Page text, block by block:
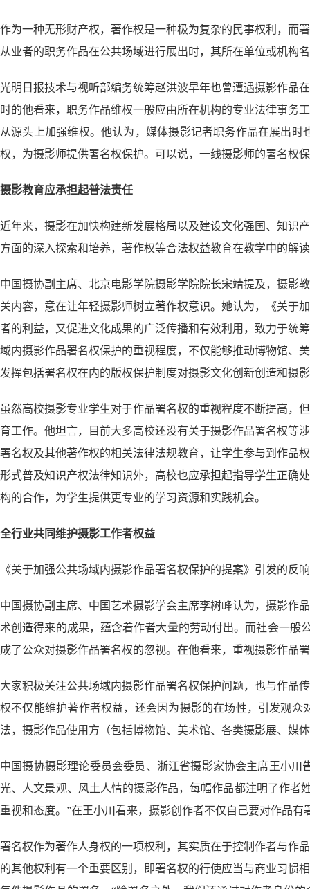
作为一种无形财产权，著作权是一种极为复杂的民事权利，而
从业者的职务作品在公共场域进行展出时，其所在单位或机构
光明日报技术与视听部编务统筹赵洪波早年也曾遭遇摄影作品
时的他看来，职务作品维权一般应由所在机构的专业法律事务
从源头上加强维权。他认为，媒体摄影记者职务作品在展出
权，为摄影师提供署名权保护。可以说，一线摄影师的署名权
摄影教育应承担起普法责任
近年来，摄影在加快构建新发展格局以及建设文化强国、知识
方面的深入探索和培养，著作权等合法权益教育在教学中的解
中国摄协副主席、北京电影学院摄影学院院长宋靖提及，摄影
关内容，意在让年轻摄影师树立著作权意识。她认为，《关于
者的利益，又促进文化成果的广泛传播和有效利用，致力于统
域内摄影作品署名权保护的重视程度，不仅能够推动博物馆、
发挥包括署名权在内的版权保护制度对摄影文化创新创造和摄
虽然高校摄影专业学生对于作品署名权的重视程度不断提高，
育工作。他坦言，目前大多高校还没有关于摄影作品署名权等
署名权及其他著作权的相关法律法规教育，让学生参与到作品
形式普及知识产权法律知识外，高校也应承担起指导学生正确
构的合作，为学生提供更专业的学习资源和实践机会。
全行业共同维护摄影工作者权益
《关于加强公共场域内摄影作品署名权保护的提案》引发的反
中国摄协副主席、中国艺术摄影学会主席李树峰认为，摄影作
术创造得来的成果，蕴含着作者大量的劳动付出。而社会一般
成了公众对摄影作品署名权的忽视。在他看来，重视摄影作品
大家积极关注公共场域内摄影作品署名权保护问题，也与作品
权不仅能维护著作者权益，还会因为摄影的在场性，引发观
法，摄影作品使用方（包括博物馆、美术馆、各类摄影展、媒
中国摄协摄影理论委员会委员、浙江省摄影家协会主席王小
光、人文景观、风土人情的摄影作品，每幅作品都注明了作者
重视和态度。”在王小川看来，摄影创作者不仅自己要对作品
署名权作为著作人身权的一项权利，其实质在于控制作者与作
的其他权利有一个重要区别，即署名权的行使应当与商业习惯